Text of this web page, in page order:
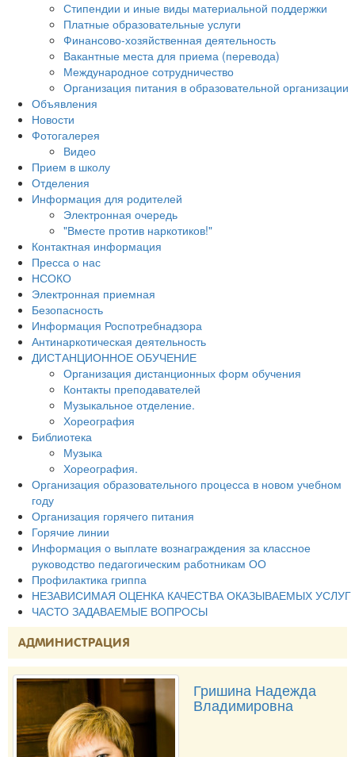
Стипендии и иные виды материальной поддержки
Платные образовательные услуги
Финансово-хозяйственная деятельность
Вакантные места для приема (перевода)
Международное сотрудничество
Организация питания в образовательной организации
Объявления
Новости
Фотогалерея
Видео
Прием в школу
Отделения
Информация для родителей
Электронная очередь
"Вместе против наркотиков!"
Контактная информация
Пресса о нас
НСОКО
Электронная приемная
Безопасность
Информация Роспотребнадзора
Антинаркотическая деятельность
ДИСТАНЦИОННОЕ ОБУЧЕНИЕ
Организация дистанционных форм обучения
Контакты преподавателей
Музыкальное отделение.
Хореография
Библиотека
Музыка
Хореография.
Организация образовательного процесса в новом учебном
году
Организация горячего питания
Горячие линии
Информация о выплате вознаграждения за классное
руководство педагогическим работникам ОО
Профилактика гриппа
НЕЗАВИСИМАЯ ОЦЕНКА КАЧЕСТВА ОКАЗЫВАЕМЫХ УСЛУГ
ЧАСТО ЗАДАВАЕМЫЕ ВОПРОСЫ
АДМИНИСТРАЦИЯ
Гришина Надежда
Владимировна